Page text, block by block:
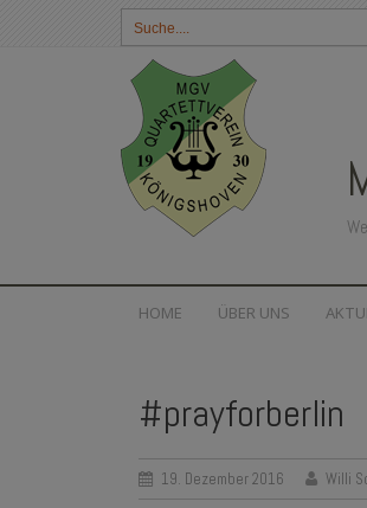
Suchbegriff
eingeben:
SKIP
HOME ÜBER UNS
#prayforberlin
19. Dezember 2016 Willi